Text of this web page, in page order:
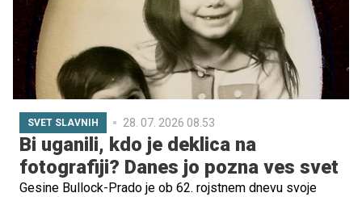
SVET SLAVNIH 28. 07. 2026 08.53
Bi uganili, kdo je deklica na
fotografiji? Danes jo pozna ves svet
Gesine Bullock-Prado je ob 62. rojstnem dnevu svoje